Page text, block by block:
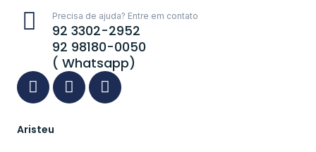
Precisa de ajuda? Entre em contato
92 3302-2952
92 98180-0050
( Whatsapp)
Aristeu